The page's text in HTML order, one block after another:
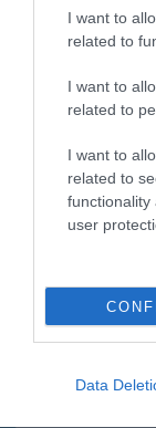
I want to
related to
I want to
related to
I want to
related to
functionality
user
Data